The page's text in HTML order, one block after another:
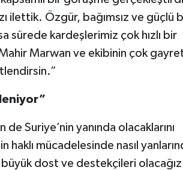
ilettik. Özgür, bağımsız ve güçlü
sürede kardeşlerimiz çok hızlı bir
Marwan ve ekibinin çok
Suriye’nin yanında olacaklarını
mücadelesinde nasıl
dost ve destekçileri